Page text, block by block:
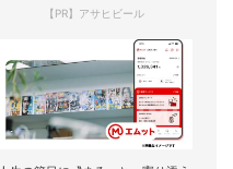
【PR】アサヒビール